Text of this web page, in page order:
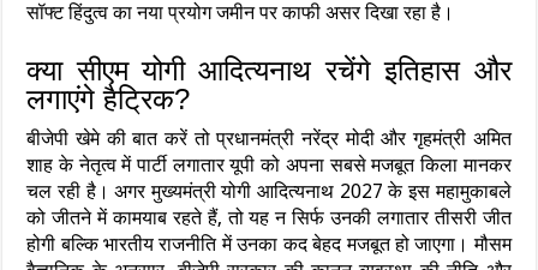
सॉफ्ट हिंदुत्व का नया प्रयोग जमीन पर काफी असर दिखा रहा है।
क्या सीएम योगी आदित्यनाथ रचेंगे इतिहास और
लगाएंगे हैट्रिक?
बीजेपी खेमे की बात करें तो प्रधानमंत्री नरेंद्र मोदी और गृहमंत्री अमित
शाह के नेतृत्व में पार्टी लगातार यूपी को अपना सबसे मजबूत किला मानकर
चल रही है। अगर मुख्यमंत्री योगी आदित्यनाथ 2027 के इस महामुकाबले
को जीतने में कामयाब रहते हैं, तो यह न सिर्फ उनकी लगातार तीसरी जीत
होगी बल्कि भारतीय राजनीति में उनका कद बेहद मजबूत हो जाएगा। मौसम